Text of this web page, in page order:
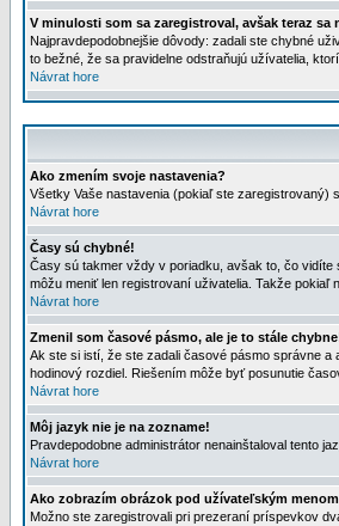
V minulosti som sa zaregistroval, avšak teraz sa
Najpravdepodobnejšie dôvody: zadali ste chybné
to bežné, že sa pravidelne odstraňujú užívatelia,
Návrat hore
Ako zmením svoje nastavenia?
Všetky Vaše nastavenia (pokiaľ ste zaregistrovaný)
Návrat hore
Časy sú chybné!
Časy sú takmer vždy v poriadku, avšak to, čo vidíte
môžu meniť len registrovaní uživatelia. Takže pokiaľ
Návrat hore
Zmenil som časové pásmo, ale je to stále
Ak ste si istí, že ste zadali časové pásmo správne a
hodinový rozdiel. Riešením môže byť posunutie
Návrat hore
Môj jazyk nie je na zozname!
Pravdepodobne administrátor nenainštaloval tento
Návrat hore
Ako zobrazím obrázok pod užívateľským
Možno ste zaregistrovali pri prezeraní príspevkov